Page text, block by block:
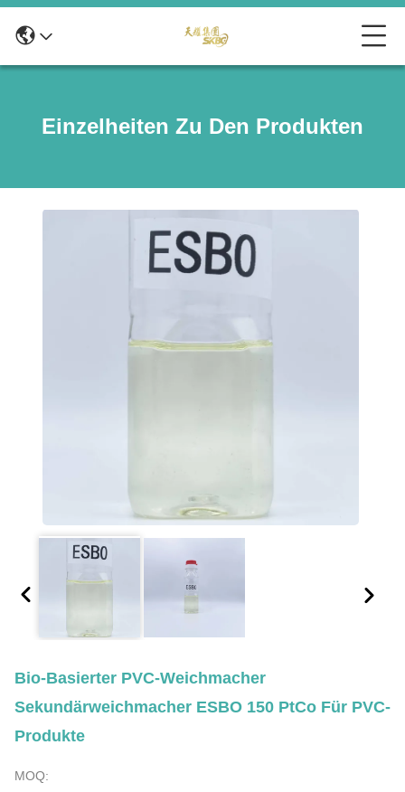
Einzelheiten Zu Den Produkten
Bio-Basierter PVC-Weichmacher
Sekundärweichmacher ESBO 150 PtCo Für PVC-
Produkte
MOQ: